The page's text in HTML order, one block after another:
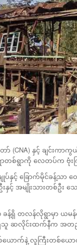
နှင့် ချင်းကာကွယ်ရ
ာတစ်ရွာကို လေတပ်က ဗုံ
ချုပ်နှင့် ခြောက်မိုင်ခန့်သ
နှင့် အမျိုးသားတစ်ဦး
ရှိ တလန်လိုရွာမှာ ယမန်န
ခွင့်ရှိသူ ဆလိုင်းထက်နီက အ
ယောက်နဲ့ လူကြီးတစ်ယေ